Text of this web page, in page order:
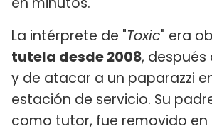
La intérprete de "Toxic" era
tutela desde 2008,
y de atacar a un paparazzi
estación de servicio. Su
como tutor, fue removido